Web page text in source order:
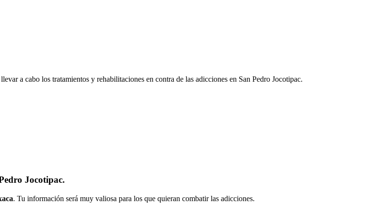
a cabo los tratamientos y rehabilitaciones en contra de las adicciones en San Pedro Jocotipac.
Jocotipac.
. Tu información será muy valiosa para los que quieran combatir las adicciones.